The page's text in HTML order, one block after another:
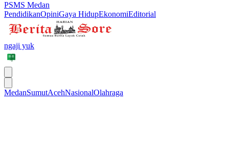
PSMS Medan
PendidikanOpiniGaya HidupEkonomiEditorial
ngaji yuk
MedanSumutAcehNasionalOlahraga